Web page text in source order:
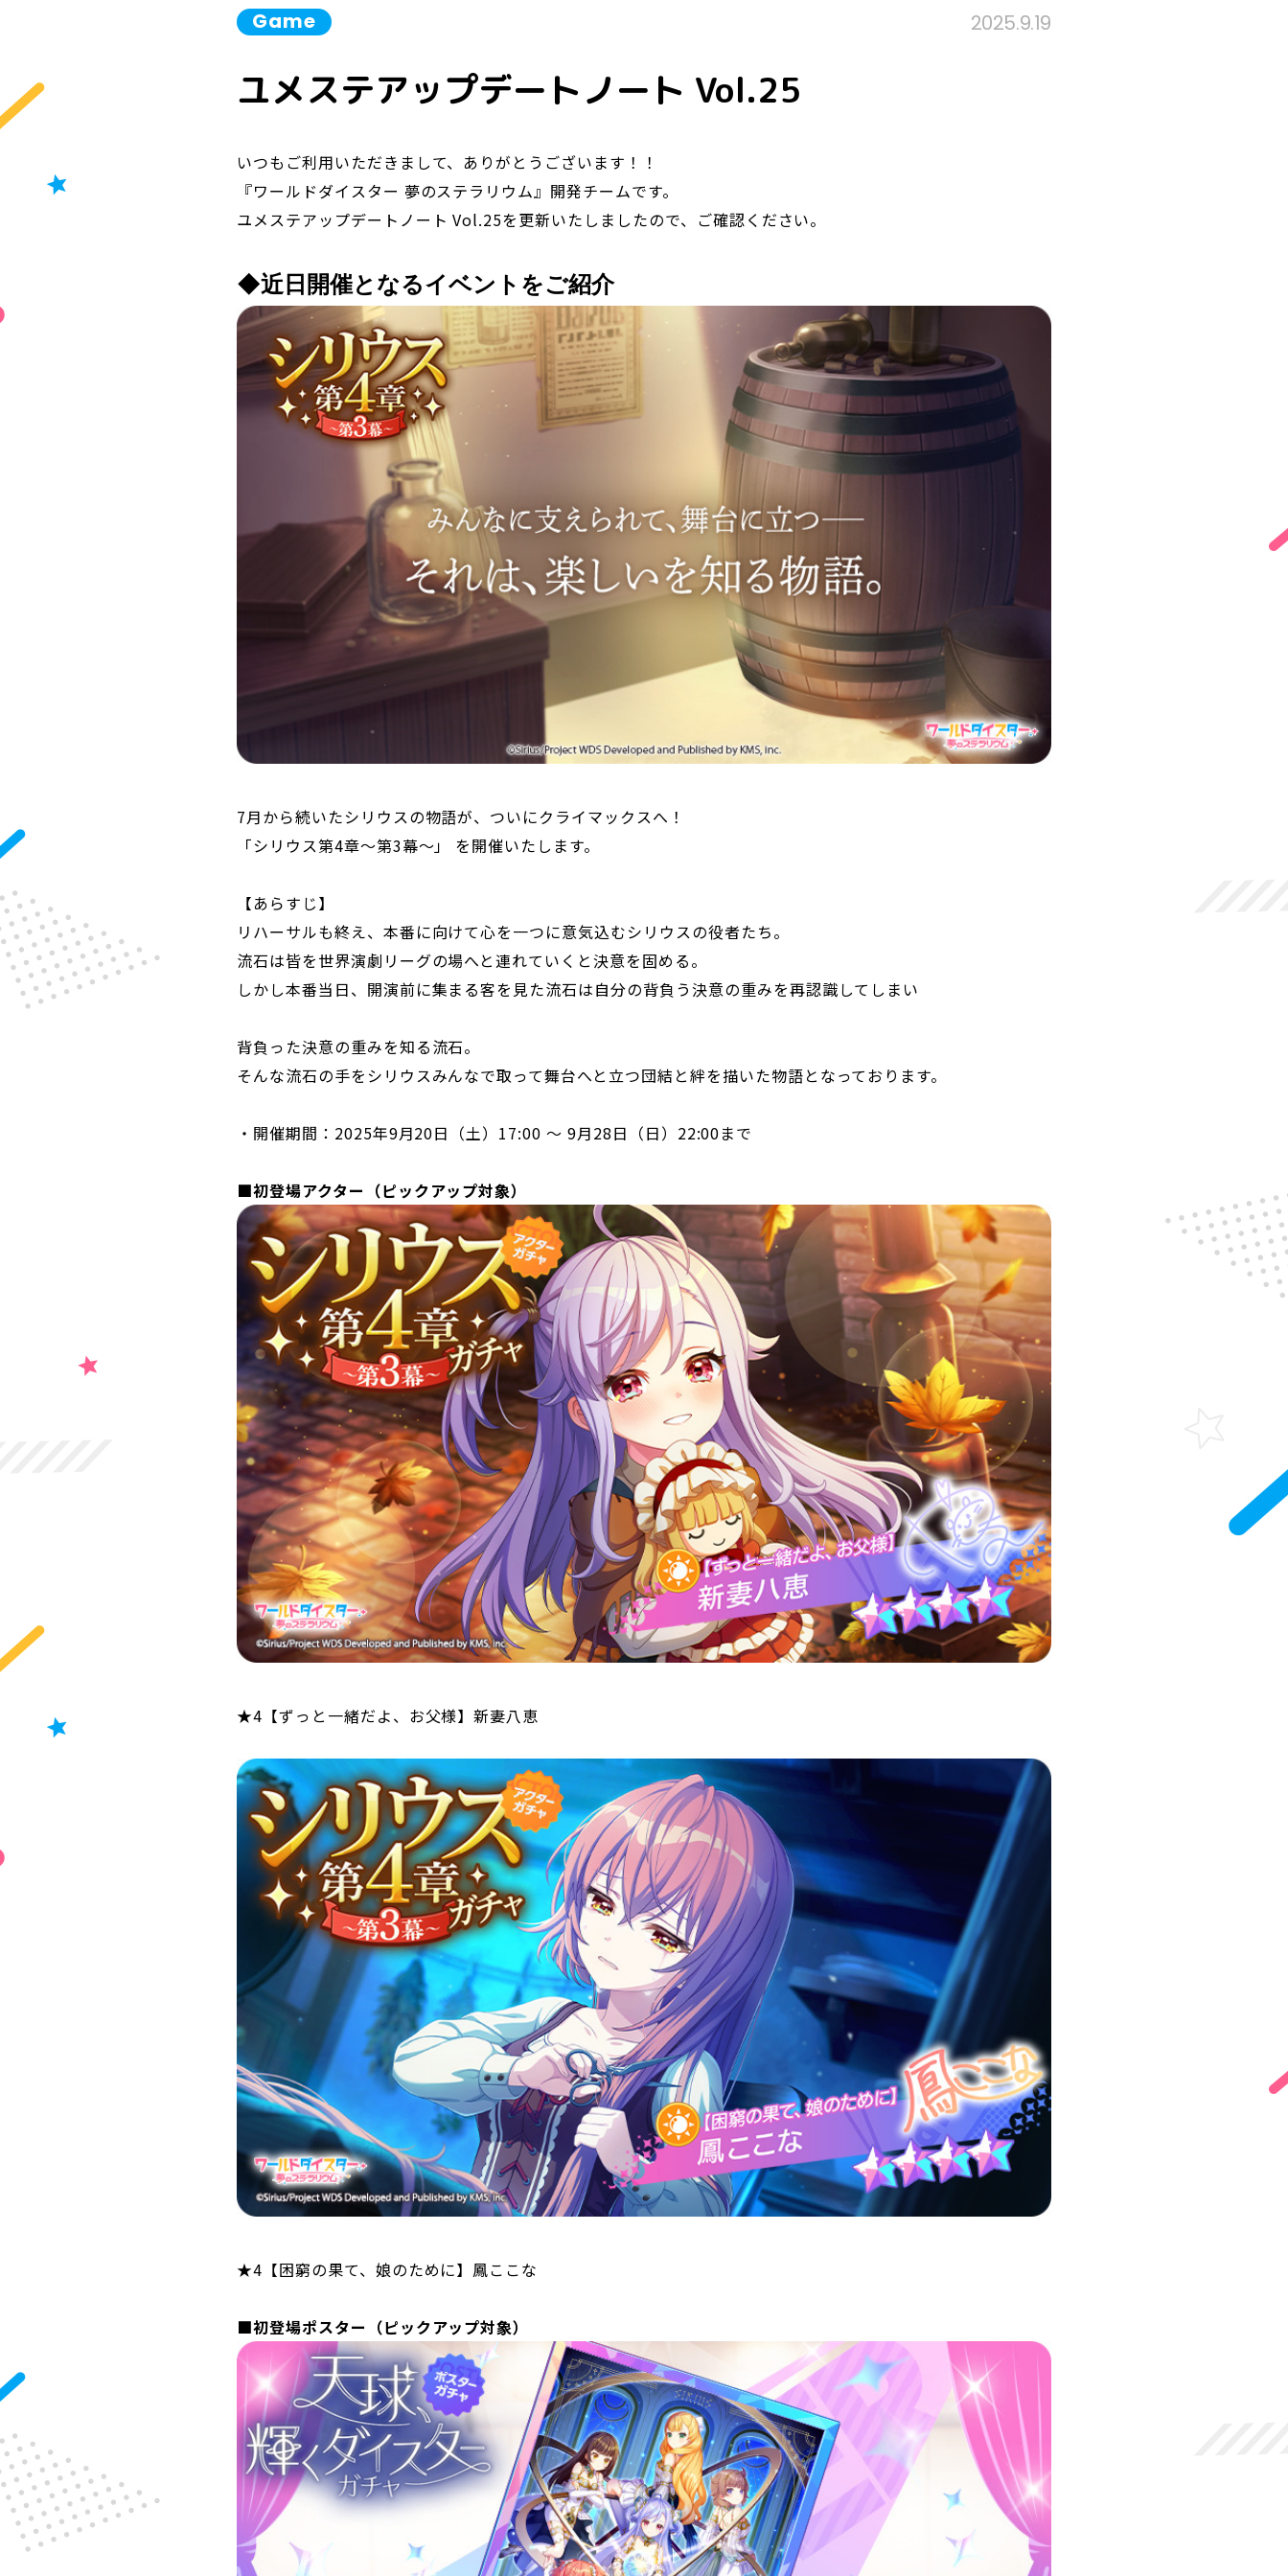
Game 2025.9.19
ユメステアップデートノート Vol.25
いつもご利用いただきまして、ありがとうございます！！
『ワールドダイスター 夢のステラリウム』開発チームです。
ユメステアップデートノート Vol.25を更新いたしましたので、ご確認ください。
◆近日開催となるイベントをご紹介
7月から続いたシリウスの物語が、ついにクライマックスへ！
「シリウス第4章～第3幕～」 を開催いたします。
【あらすじ】
リハーサルも終え、本番に向けて心を一つに意気込むシリウスの役者たち。
流石は皆を世界演劇リーグの場へと連れていくと決意を固める。
しかし本番当日、開演前に集まる客を見た流石は自分の背負う決意の重みを再認識してしまい――
背負った決意の重みを知る流石。
そんな流石の手をシリウスみんなで取って舞台へと立つ団結と絆を描いた物語となっております。
・開催期間：2025年9月20日（土）17:00 ～ 9月28日（日）22:00まで
■初登場アクター（ピックアップ対象）
★4【ずっと一緒だよ、お父様】新妻八恵
★4【困窮の果て、娘のために】鳳ここな
■初登場ポスター（ピックアップ対象）